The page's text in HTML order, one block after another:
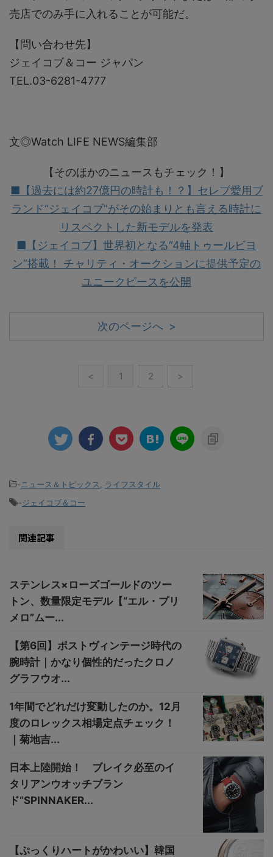
売店でのみ手に入れることが可能だ。
【問い合わせ先】
ジェイコブ＆コー ジャパン
TEL.03-6281-4777
文◎Watch LIFE NEWS編集部
【そのほかのニュースもチェック！】
■【過去には約27億円の時計も！？】セレブ愛用ブ
ランド“ジェイコブ”がその始まりとも言える時計に
リスペクトした新モデルを発表
■【ジェイコブ】世界初となる“4軸トゥールビヨ
ン”搭載！ チャリティ・オークションに提供予定の
ユニークピースを公開
次のページへ >
< 1 2 >
- ニュース＆トピックス
ライフスタイル
-ジェイコブ＆コー
関連記事
ステンレス×ローズゴールドのツー
トン、数量限定モデル【“エル・プリ
メロ”ムー...
【第6回】ポストヴィンテージ時代の
腕時計｜かなり個性的だったクロノ
グラフウオ...
1年間でどれだけ変動したのか。12月
度のロレックス相場定点チェック！
｜菊地吉...
日本上陸開始！ ブレイク必至のイ
タリアンウオッチブラン
ド“SPINNAKER...
【ぷっくりハートがかわいい】韓国